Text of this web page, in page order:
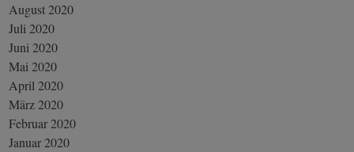
August 2020
Juli 2020
Juni 2020
Mai 2020
April 2020
März 2020
Februar 2020
Januar 2020